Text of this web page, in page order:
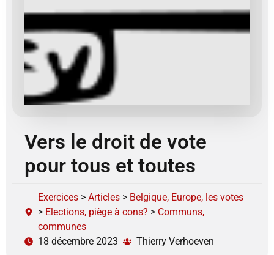
Vers le droit de vote
pour tous et toutes
Exercices > Articles > Belgique, Europe, les votes
> Elections, piège à cons? > Communs,
communes
18 décembre 2023
Thierry Verhoeven